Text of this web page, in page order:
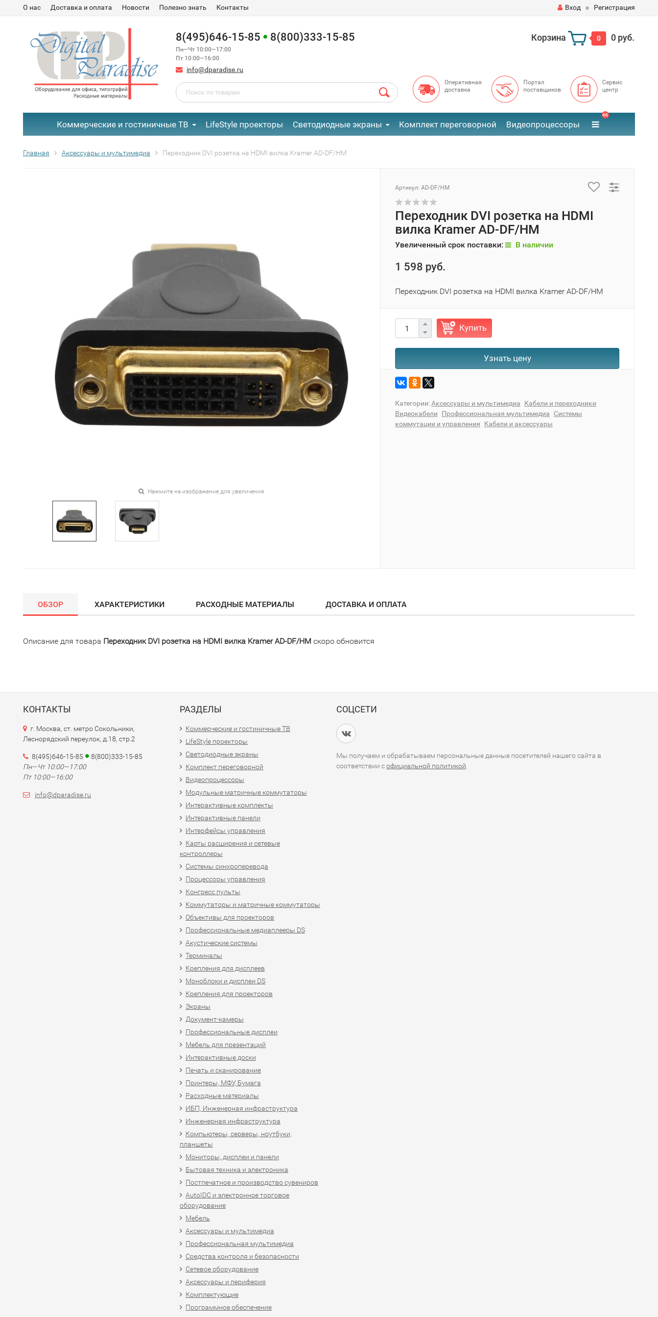
О нас Доставка и оплата Новости Полезно знать Контакты Вход Регистрация
8(495)646-15-85 8(800)333-15-85
Пн—Чт 10:00—17:00
Пт 10:00—16:00
info@dparadise.ru
Корзина 0 0 руб.
Оперативная
доставка
Портал
поставщиков
Сервис
центр
Коммерческие и гостиничные ТВ LifeStyle проекторы Светодиодные экраны Комплект переговорной Видеопроцессоры
46
Главная Аксессуары и мультимедиа Переходник DVI розетка на HDMI вилка Kramer AD-DF/HM
Нажмите на изображение для увеличения
Артикул: AD-DF/HM
Переходник DVI розетка на HDMI
вилка Kramer AD-DF/HM
Увеличенный срок поставки: В наличии
1 598 руб.
Переходник DVI розетка на HDMI вилка Kramer AD-DF/HM
Купить
Узнать цену
Категории:Аксессуары и мультимедиа
Кабели и переходники
Видеокабели
Профессиональная мультимедиа
Системы
коммутации и управления
Кабели и аксессуары
ОБЗОР ХАРАКТЕРИСТИКИ РАСХОДНЫЕ МАТЕРИАЛЫ ДОСТАВКА И ОПЛАТА
Описание для товара Переходник DVI розетка на HDMI вилка Kramer AD-DF/HM скоро обновится
КОНТАКТЫ
г. Москва, ст. метро Сокольники,
Леснорядский переулок, д.18, стр.2
8(495)646-15-85
8(800)333-15-85
Пн—Чт 10:00—17:00
Пт 10:00—16:00
info@dparadise.ru
РАЗДЕЛЫ
Коммерческие и гостиничные ТВ
LifeStyle проекторы
Светодиодные экраны
Комплект переговорной
Видеопроцессоры
Модульные матричные коммутаторы
Интерактивные комплекты
Интерактивные панели
Интерфейсы управления
Карты расширения и сетевые
контроллеры
Системы синхроперевода
Процессоры управления
Конгресс пульты
Коммутаторы и матричные коммутаторы
Объективы для проекторов
Профессиональные медиаплееры DS
Акустические системы
Терминалы
Крепления для дисплеев
Моноблоки и дисплеи DS
Крепления для проекторов
Экраны
Документ-камеры
Профессиональные дисплеи
Мебель для презентаций
Интерактивные доски
Печать и сканирование
Принтеры, МФУ, Бумага
Расходные материалы
ИБП, Инженерная инфраструктура
Инженерная инфраструктура
Компьютеры, серверы, ноутбуки,
планшеты
Мониторы, дисплеи и панели
Бытовая техника и электроника
Постпечатное и производство сувениров
AutoIDC и электронное торговое
оборудование
Мебель
Аксессуары и мультимедиа
Профессиональная мультимедиа
Средства контроля и безопасности
Сетевое оборудование
Аксессуары и периферия
Комплектующие
Программное обеспечение
СОЦСЕТИ
Мы получаем и обрабатываем персональные данные посетителей нашего сайта в
соответствии софициальной политикой